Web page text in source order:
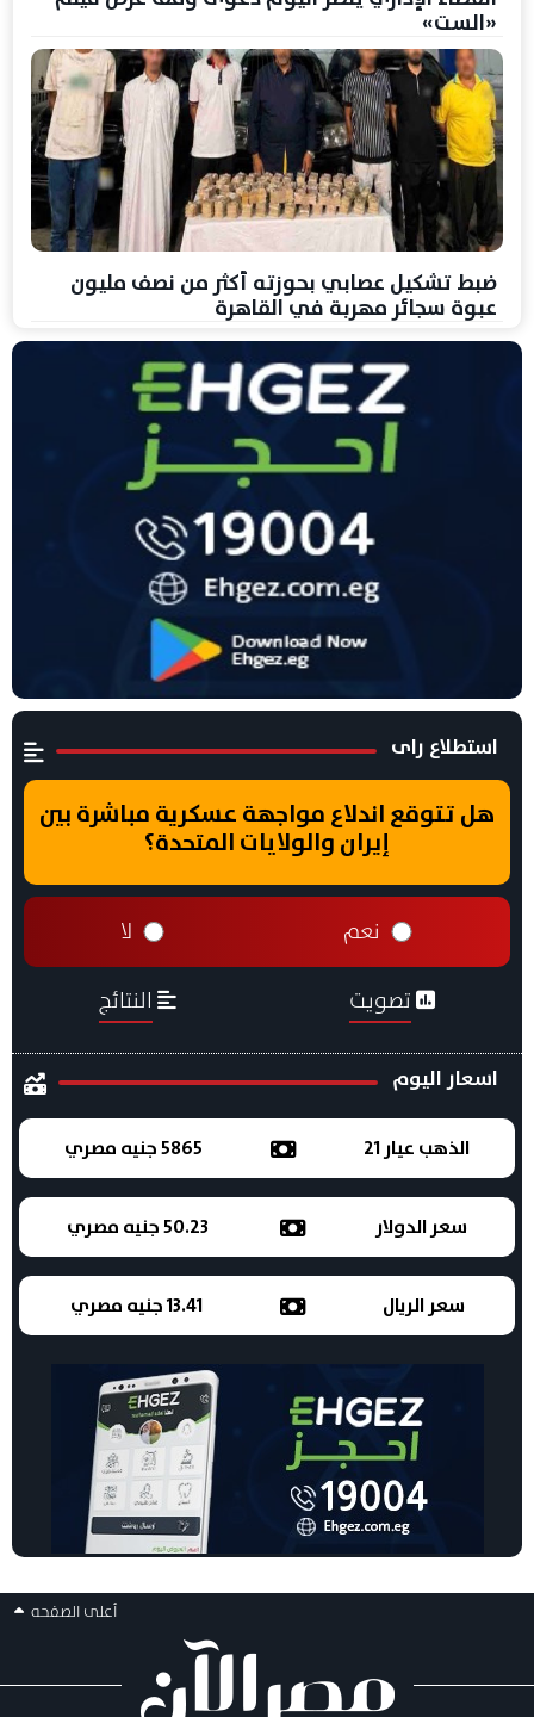
«الست»
ضبط تشكيل عصابي بحوزته أكثر من نصف مليون
عبوة سجائر مهربة في القاهرة
استطلاع راى
هل تتوقع اندلاع مواجهة عسكرية مباشرة بين
إيران والولايات المتحدة؟
نعم لا
تصويت النتائج
اسعار اليوم
الذهب عيار 21 5865 جنيه مصري
سعر الدولار 50.23 جنيه مصري
سعر الريال 13.41 جنيه مصري
أعلى الصفحه